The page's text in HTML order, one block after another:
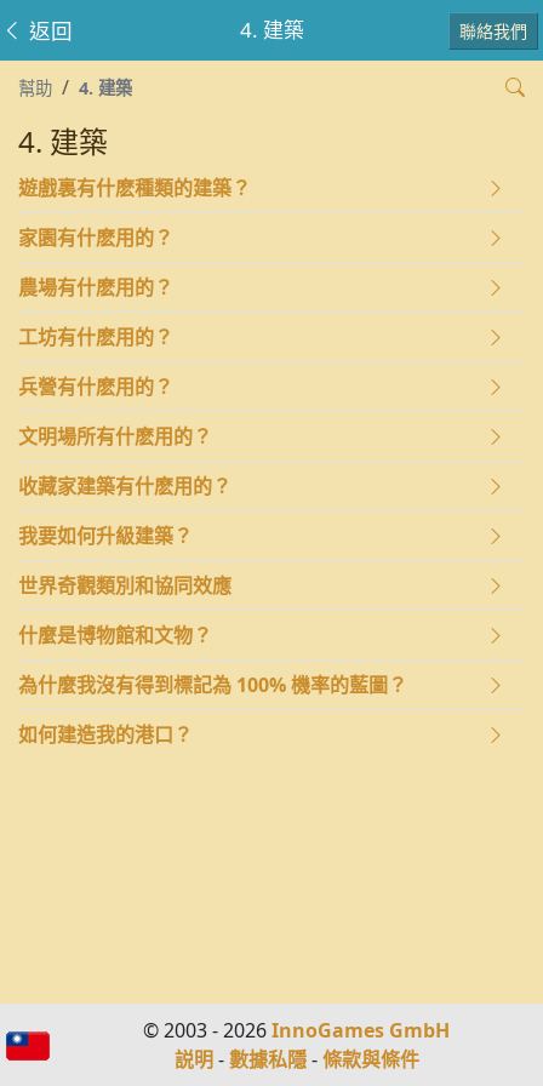
4. 建築
返回 聯絡我們
幫助 4. 建築
4. 建築
遊戲裏有什麽種類的建築？
家園有什麽用的？
農場有什麽用的？
工坊有什麽用的？
兵營有什麽用的？
文明場所有什麽用的？
收藏家建築有什麽用的？
我要如何升級建築？
世界奇觀類別和協同效應
什麼是博物館和文物？
為什麼我沒有得到標記為 100% 機率的藍圖？
如何建造我的港口？
© 2003 - 2026InnoGames GmbH
説明-數據私隱-條款與條件